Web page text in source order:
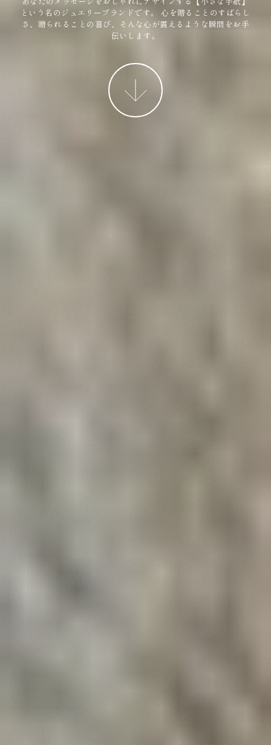
という名のジュエリーブランドです。
心を贈ることのすばらし
さ、贈られることの喜び、そんな心が震えるような瞬間をお手
伝いします。